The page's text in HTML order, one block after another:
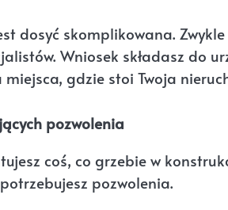
dosyć skomplikowana.
Wniosek składasz do
gdzie stoi Twoja
pozwolenia
coś, co grzebie w
pozwolenia.